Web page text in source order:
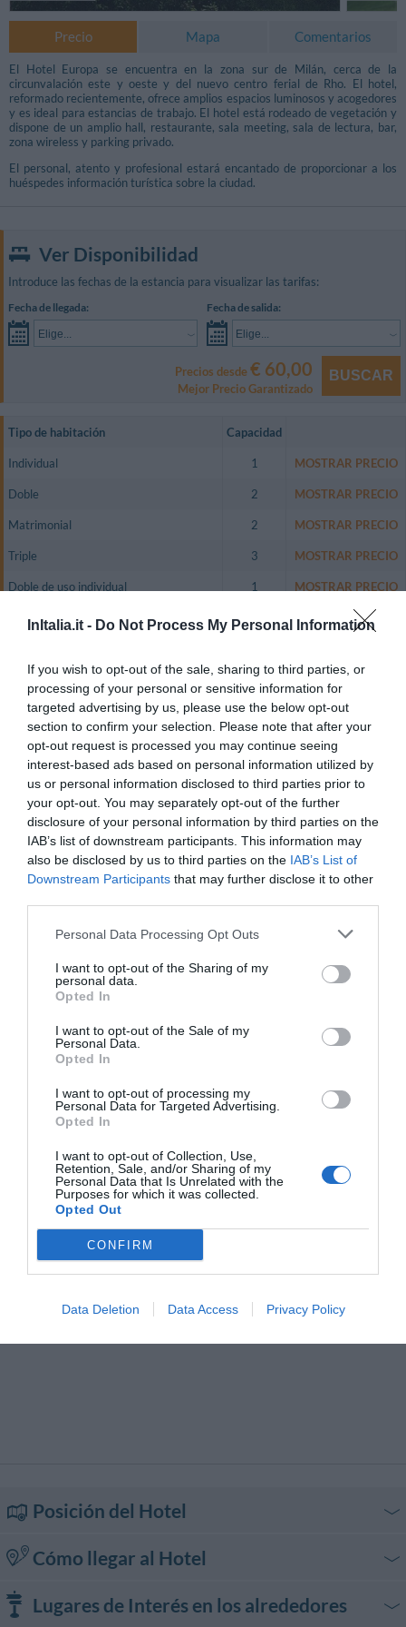
InItalia.it - Do Not Process My Personal Information
If you wish to opt-out of the sale, sharing to third parties, or
processing of your personal or sensitive information for
targeted advertising by us, please use the below opt-out
section to confirm your selection. Please note that after your
opt-out request is processed you may continue seeing
interest-based ads based on personal information utilized by
us or personal information disclosed to third parties prior to
your opt-out. You may separately opt-out of the further
disclosure of your personal information by third parties on the
IAB’s list of downstream participants. This information may
also be disclosed by us to third parties on the IAB’s List of
Downstream Participants that may further disclose it to other
Personal Data Processing Opt Outs
I want to opt-out of the Sharing of my
personal data.
Opted In
I want to opt-out of the Sale of my
Personal Data.
Opted In
I want to opt-out of processing my
Personal Data for Targeted Advertising.
Opted In
I want to opt-out of Collection, Use,
Retention, Sale, and/or Sharing of my
Personal Data that Is Unrelated with the
Purposes for which it was collected.
Opted Out
CONFIRM
Data Deletion Data Access Privacy Policy
Precio Mapa Comentarios
El Hotel Europa se encuentra en la zona sur de Milán, cerca de la
circunvalación este y oeste y del nuevo centro ferial de Rho. El hotel,
reformado recientemente, ofrece amplios espacios luminosos y acogedores
y es ideal para estancias de trabajo. El hotel está rodeado de vegetación y
dispone de un amplio hall, restaurante, sala meeting, sala de lectura, bar,
zona wireless y parking privado.
El personal, atento y profesional estará encantado de proporcionar a los
huéspedes información turística sobre la ciudad.
Ver Disponibilidad
Introduce las fechas de la estancia para visualizar las tarifas:
Fecha de llegada:
Elige...
Fecha de salida:
Elige...
Precios desde€ 60,00
Mejor Precio Garantizado
BUSCAR
Tipo de habitación Capacidad
Individual 1 MOSTRAR PRECIO
Doble 2 MOSTRAR PRECIO
Matrimonial 2 MOSTRAR PRECIO
Triple 3 MOSTRAR PRECIO
Doble de uso individual 1 MOSTRAR PRECIO
Las habitaciones están completamente insonorizadas, con decoración
acogedora y luminosa y amplios espacios. Son el lugar ideal para la clientela
Todas las habitaciones disponen de minibar, caja fuerte, teléfono con línea
directa, aire acondicionado, calefacción, televisión en color LCD, Pay TV,
conexión a Internet, baño privado con secador.
Habitaciones Disponibles: Individual, Doble, Matrimonial, Triple, Doble de
uso individual.
Servicios Incluidos en el precio
Aire acondicionado en las zonas
comunes
Ascensor
Caja fuerte
Check In y Check Out rápidos
Conexión a Internet
Depósito de equipaje
Información Turística
Prensa
Recepción 24 h
Se aceptan mascotas pequeñas
Servicio Portería
Restaurante y Bar
tiempo en una meta gastronómica para muchos huéspedes.
La curada selección de materias primas y el buen hacer del chef han hecho
Los huéspedes disfrutarán de menús reservados con precios ventajosos.
El bar está abierto las 24 horas.
Todos los sábados se organizan espectáculos musicales.
Descripción Sala de Reuniones/Sala de
Congresos
El hotel dispone, además, de una sala de reuniones con una capacidad para
40 personas, dotada de todo el equipamiento necesario: video proyector,
pizarra de papel, conexión Wi-Fi a Internet.
Servicios de Pago
Reuniones / Congresos
Cafetería
Cocina Dietética
Lavandería
Ceremonias
Restaurante para grupos
Sala Banquetes / Recepciones
Traslado desde/hacia Aeropuerto
Traslado desde/hacia Feria
Características del Hotel
Gay Friendly
Habitaciones familiares
Habitaciones para personas de
movilidad reducida
Hotel Business
Posición del Hotel
Cómo llegar al Hotel
En coche
Desde la circunvalación oeste de Milán salir en Corsico-Gaggiano y seguir
Lugares de Interés en los alrededores